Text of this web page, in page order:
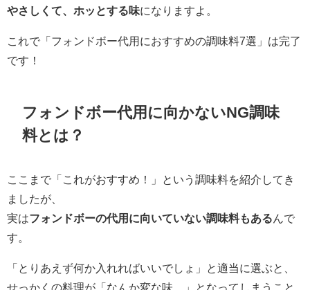
やさしくて、ホッとする味になりますよ。
これで「フォンドボー代用におすすめの調味料7選」は完了
です！
フォンドボー代用に向かないNG調味
料とは？
ここまで「これがおすすめ！」という調味料を紹介してき
ましたが、
実はフォンドボーの代用に向いていない調味料もあるんで
す。
「とりあえず何か入れればいいでしょ」と適当に選ぶと、
せっかくの料理が「なんか変な味…」となってしまうこと